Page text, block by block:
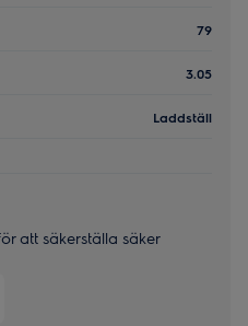
79
3.05
Laddställ
att säkerställa säker